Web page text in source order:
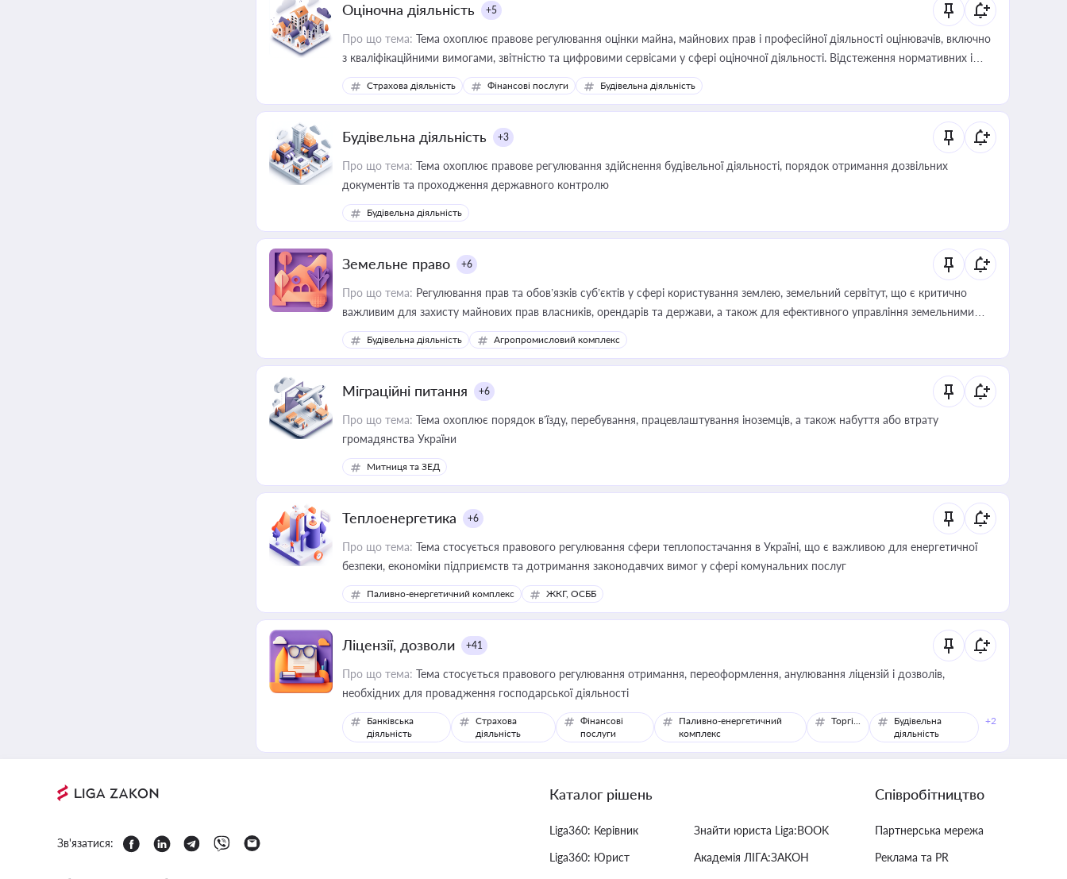
Оціночна діяльність +5
Про що тема: Тема охоплює правове регулювання оцінки майна, майнових прав і професійної діяльності оцінювачів, включно
з кваліфікаційними вимогами, звітністю та цифровими сервісами у сфері оціночної діяльності. Відстеження нормативних і
медійних змін у цій сфері корисне для власника бізнесу, керівника, юриста або бухгалтера під час оподаткування,
приватизації, оренди державного майна, корпоративних угод і перевірки статусу суб'єктів оціночної діяльності
Страхова діяльність Фінансові послуги Будівельна діяльність
Будівельна діяльність +3
Про що тема: Тема охоплює правове регулювання здійснення будівельної діяльності, порядок отримання дозвільних
документів та проходження державного контролю
Будівельна діяльність
Земельне право +6
Про що тема: Регулювання прав та обов’язків суб’єктів у сфері користування землею, земельний сервітут, що є критично
важливим для захисту майнових прав власників, орендарів та держави, а також для ефективного управління земельними
ресурсами
Будівельна діяльність Агропромисловий комплекс
Міграційні питання +6
Про що тема: Тема охоплює порядок в’їзду, перебування, працевлаштування іноземців, а також набуття або втрату
громадянства України
Митниця та ЗЕД
Теплоенергетика +6
Про що тема: Тема стосується правового регулювання сфери теплопостачання в Україні, що є важливою для енергетичної
безпеки, економіки підприємств та дотримання законодавчих вимог у сфері комунальних послуг
Паливно-енергетичний комплекс ЖКГ, ОСББ
Ліцензії, дозволи +41
Про що тема: Тема стосується правового регулювання отримання, переоформлення, анулювання ліцензій і дозволів,
необхідних для провадження господарської діяльності
Банківська
діяльність
Страхова
діяльність
Фінансові
послуги
Паливно-енергетичний
комплекс
Торгівля
Будівельна
діяльність
+2
Зв'язатися:
Каталог рішень
Liga360: Керівник
Liga360: Юрист
Знайти юриста Liga:BOOK
Академія ЛІГА:ЗАКОН
Співробітництво
Партнерська мережа
Реклама та PR